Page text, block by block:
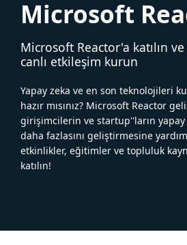
Microsoft
Microsoft Reactor'a katılın
canlı etkileşim kurun
Yapay zeka ve en son teknolojileri
hazır mısınız? Microsoft Reactor
girişimcilerin ve startup''ların
daha fazlasını geliştirmesine
etkinlikler, eğitimler ve topluluk
katılın!